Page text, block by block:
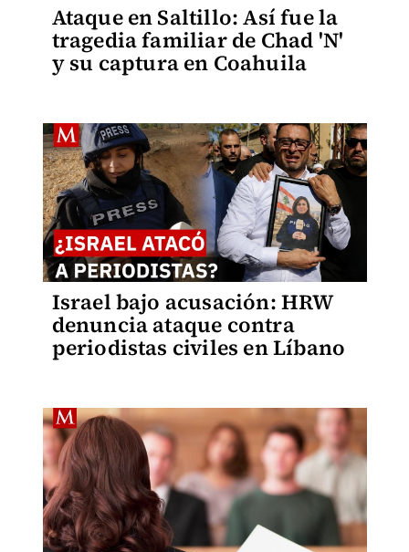
Ataque en Saltillo: Así fue la
tragedia familiar de Chad 'N'
y su captura en Coahuila
Israel bajo acusación: HRW
denuncia ataque contra
periodistas civiles en Líbano